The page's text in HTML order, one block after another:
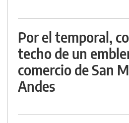
Por el temporal,
techo de un
comercio de San
Andes